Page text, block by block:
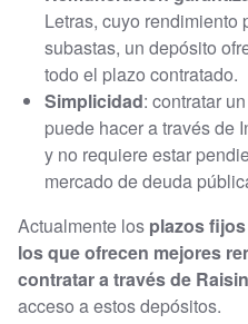
Letras, cuyo rendimiento
subastas, un depósito
todo el plazo contratado.
Simplicidad: contratar
puede hacer a través de
y no requiere estar
mercado de deuda
Actualmente los plazos
los que ofrecen mejores
contratar a través de Raisin
acceso a estos depósitos.